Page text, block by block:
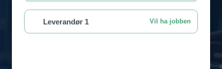
Leverandør 1 Vil ha jobben